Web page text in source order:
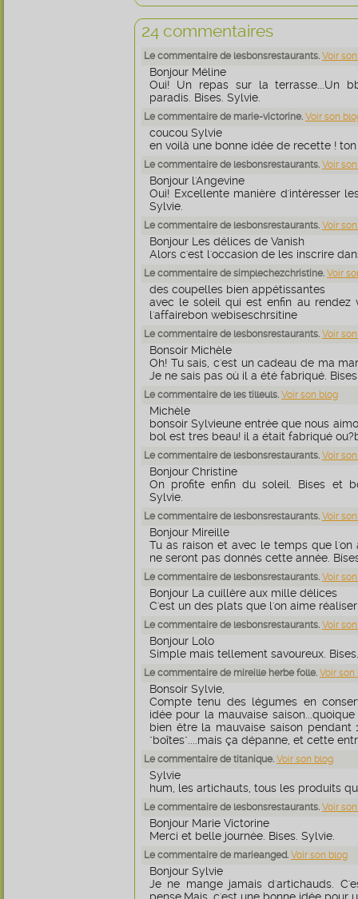
24 commentaires
Le commentaire de lesbonsrestaurants. Voir
Bonjour Méline
Oui! Un repas sur la terrasse...Un
paradis. Bises. Sylvie.
Le commentaire de marie-victorine. Voir son
coucou Sylvie
en voilà une bonne idée de recette !
Le commentaire de lesbonsrestaurants. Voir
Bonjour l'Angevine
Oui! Excellente manière d'intéresser
Sylvie.
Le commentaire de lesbonsrestaurants. Voir
Bonjour Les délices de Vanish
Alors c'est l'occasion de les inscrire
Le commentaire de simplechezchristine. Voir
des coupelles bien appétissantes
avec le soleil qui est enfin au rendez
l'affairebon webiseschrsitine
Le commentaire de lesbonsrestaurants. Voir
Bonsoir Michèle
Oh! Tu sais, c'est un cadeau de ma
Je ne sais pas où il a été fabriqué.
Le commentaire de les tilleuls. Voir son blog
Michèle
bonsoir Sylvieune entrée que nous
bol est tres beau! il a était fabriqué
Le commentaire de lesbonsrestaurants. Voir
Bonjour Christine
On profite enfin du soleil. Bises et
Sylvie.
Le commentaire de lesbonsrestaurants. Voir
Bonjour Mireille
Tu as raison et avec le temps que
ne seront pas donnés cette année.
Le commentaire de lesbonsrestaurants. Voir
Bonjour La cuillère aux mille délices
C'est un des plats que l'on aime
Le commentaire de lesbonsrestaurants. Voir
Bonjour Lolo
Simple mais tellement savoureux.
Le commentaire de mireille herbe folle. Voir son
Bonsoir Sylvie,
Compte tenu des légumes en
idée pour la mauvaise
bien être la mauvaise saison pendant
"boîtes"....mais ça dépanne, et cette
Le commentaire de titanique. Voir son blog
Sylvie
hum, les artichauts, tous les produits
Le commentaire de lesbonsrestaurants. Voir
Bonjour Marie Victorine
Merci et belle journée. Bises. Sylvie.
Le commentaire de marieanged. Voir son blog
Bonjour Sylvie
Je ne mange jamais d'artichauds.